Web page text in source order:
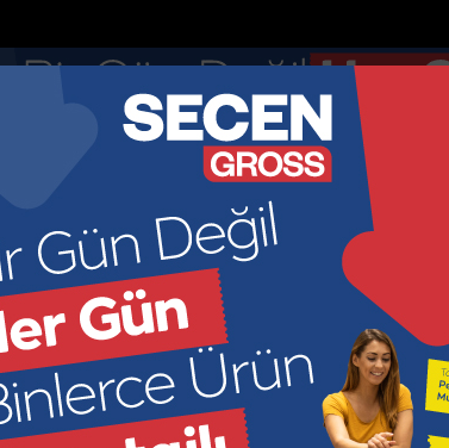
Nöbetçi Eczaneler
DOLAR
44.895
EURO
52.8913
GR ALTIN
6966.2